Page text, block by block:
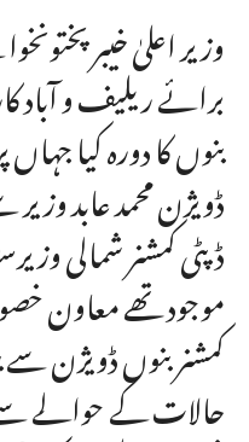
وزیر اعلیٰ خیبر
برائے ریلیف و آباد
بنوں کا دورہ کیا
ڈویژن محمد عابد
ڈپٹی کمشنر شمالی
موجود تھے معاون
کمشنر بنوں ڈویژن
حالات کے حوالے سے